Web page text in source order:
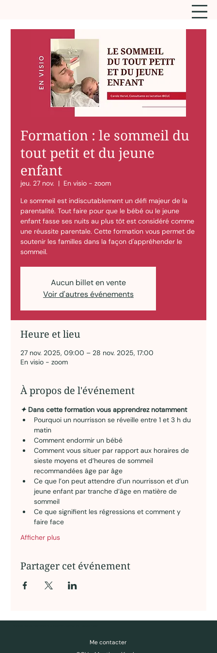
Formation : le sommeil du
tout petit et du jeune
enfant
jeu. 27 nov.
  |
En visio - zoom
Le sommeil est indiscutablement un défi majeur de la
parentalité. Tout faire pour que le bébé ou le jeune
enfant fasse ses nuits au plus tôt est considéré comme
une réussite parentale. Cette formation vous permet de
soutenir les familles dans la façon d'appréhender le
sommeil.
Aucun billet en vente
Voir d'autres événements
Heure et lieu
27 nov. 2025, 09:00 – 28 nov. 2025, 17:00
En visio - zoom
À propos de l'événement
✦ Dans cette formation vous apprendrez notamment
Pourquoi un nourrisson se réveille entre 1 et 3 h du
matin
Comment endormir un bébé
Comment vous situer par rapport aux horaires de
sieste moyens et d’heures de sommeil
recommandées âge par âge
Ce que l’on peut attendre d’un nourrisson et d’un
jeune enfant par tranche d’âge en matière de
sommeil
Ce que signifient les régressions et comment y
faire face
Afficher plus
Partager cet événement
Me contacter